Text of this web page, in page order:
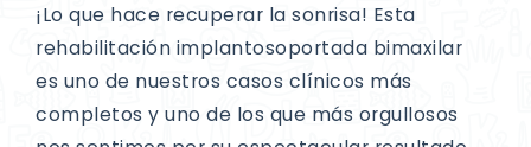
¡Lo que hace recuperar la sonrisa! Esta
rehabilitación implantosoportada bimaxilar
es uno de nuestros casos clínicos más
completos y uno de los que más orgullosos